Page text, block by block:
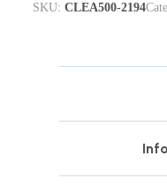
SKU: CLEA500-2194